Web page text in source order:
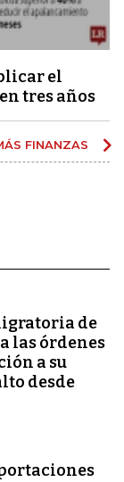
el
tres años
FINANZAS
de
las órdenes
a su
desde